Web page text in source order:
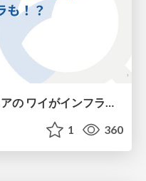
え？フロントエンドエンジニアの ワイがインフラも！？
1 360